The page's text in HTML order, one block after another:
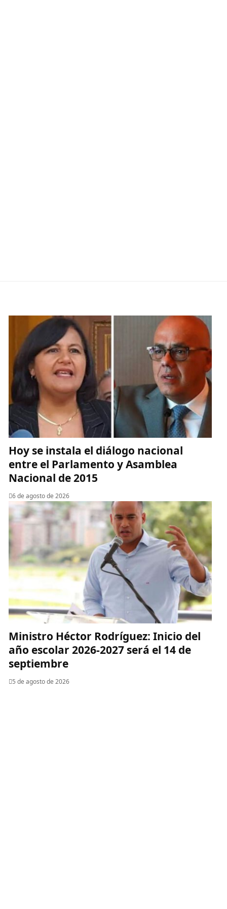
Hoy se instala el diálogo nacional
entre el Parlamento y Asamblea
Nacional de 2015
6 de agosto de 2026
Ministro Héctor Rodríguez: Inicio del
año escolar 2026-2027 será el 14 de
septiembre
5 de agosto de 2026